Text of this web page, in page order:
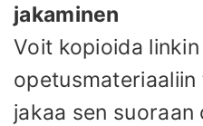
jakaminen
Voit kopioida
jakaa sen